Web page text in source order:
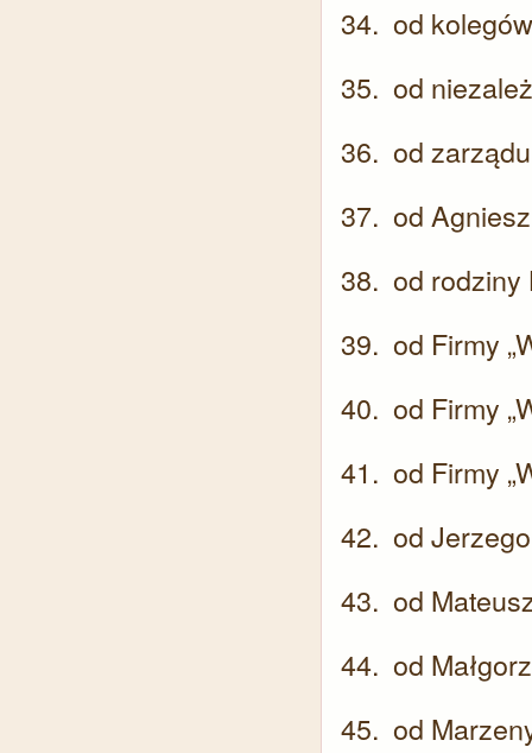
od
od
od
od
od rodziny
od Firmy
od Firmy
od Firmy
od
od
od
od